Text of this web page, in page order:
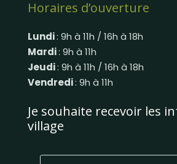
Horaires d’ouverture
Lundi: 9h à 11h / 16h à 18h
Mardi: 9h à 11h
Jeudi: 9h à 11h / 16h à 18h
Vendredi: 9h à 11h
Je souhaite recevoir les
village